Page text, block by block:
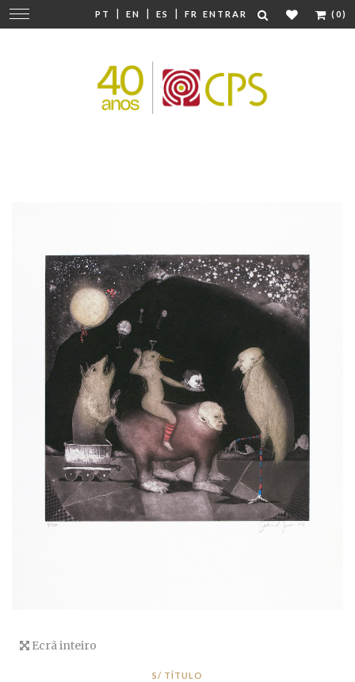
PT | EN | ES | FR ENTRAR (0)
Mudar
navegação
Ecrã inteiro
S/ TÍTULO